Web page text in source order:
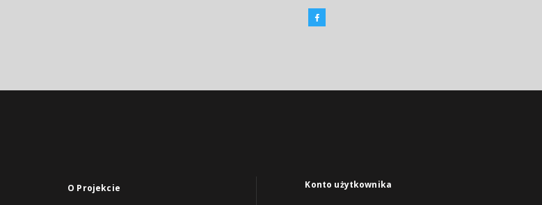
O Projekcie Konto użytkownika